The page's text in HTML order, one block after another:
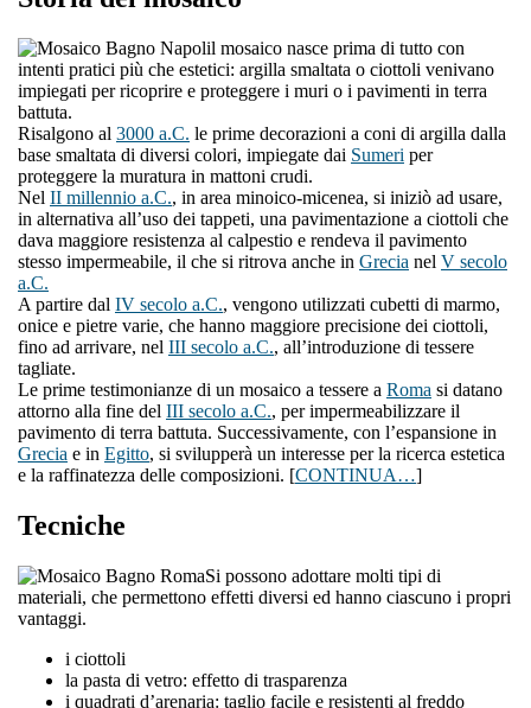
l mosaico nasce prima di tutto con
intenti pratici più che estetici: argilla smaltata o ciottoli venivano
impiegati per ricoprire e proteggere i muri o i pavimenti in terra
battuta.
Risalgono al 3000 a.C. le prime decorazioni a coni di argilla dalla
base smaltata di diversi colori, impiegate dai Sumeri per
proteggere la muratura in mattoni crudi.
Nel II millennio a.C., in area minoico-micenea, si iniziò ad usare,
in alternativa all’uso dei tappeti, una pavimentazione a ciottoli che
dava maggiore resistenza al calpestio e rendeva il pavimento
stesso impermeabile, il che si ritrova anche in Grecia nel V secolo
a.C.
A partire dal IV secolo a.C., vengono utilizzati cubetti di marmo,
onice e pietre varie, che hanno maggiore precisione dei ciottoli,
fino ad arrivare, nel III secolo a.C., all’introduzione di tessere
tagliate.
Le prime testimonianze di un mosaico a tessere a Roma si datano
attorno alla fine del III secolo a.C., per impermeabilizzare il
pavimento di terra battuta. Successivamente, con l’espansione in
Grecia e in Egitto, si svilupperà un interesse per la ricerca estetica
e la raffinatezza delle composizioni. [CONTINUA…]
Tecniche
Si possono adottare molti tipi di
materiali, che permettono effetti diversi ed hanno ciascuno i propri
vantaggi.
i ciottoli
la pasta di vetro: effetto di trasparenza
i quadrati d’arenaria: taglio facile e resistenti al freddo